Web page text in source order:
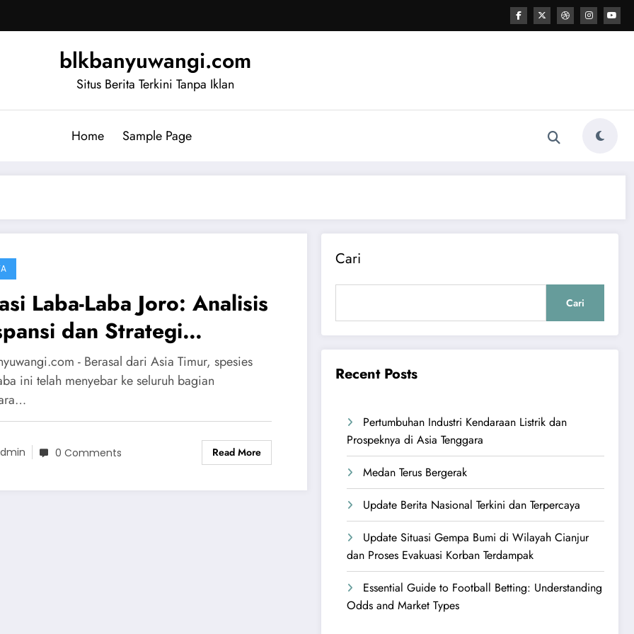
blkbanyuwangi.com
Situs Berita Terkini Tanpa Iklan
Home Sample Page
Laba-Laba Joro: Analisis
dan Strategi
Spesies Invasif di
Serikat
- Berasal dari Asia Timur, spesies
ini telah menyebar ke seluruh bagian
0 Comments Read More
Cari
Cari
Recent Posts
Pertumbuhan Industri Kendaraan Listrik dan
Prospeknya di Asia Tenggara
Medan Terus Bergerak
Update Berita Nasional Terkini dan Terpercaya
Update Situasi Gempa Bumi di Wilayah Cianjur
dan Proses Evakuasi Korban Terdampak
Essential Guide to Football Betting: Understanding
Odds and Market Types